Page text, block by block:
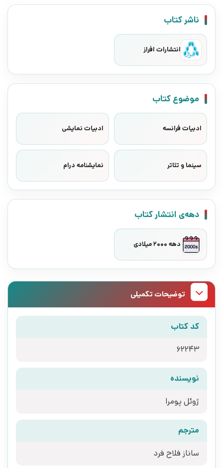
ناشر کتاب
انتشارات افراز
موضوع کتاب
ادبیات فرانسه ادبیات نمایشی
سینما و تئاتر نمایشنامه درام
دهه‌ی انتشار کتاب
دهه 2000 میلادی
توضیحات تکمیلی
کد کتاب
62243
نویسنده
ژوئل پومرا
مترجم
ساناز فلاح فرد